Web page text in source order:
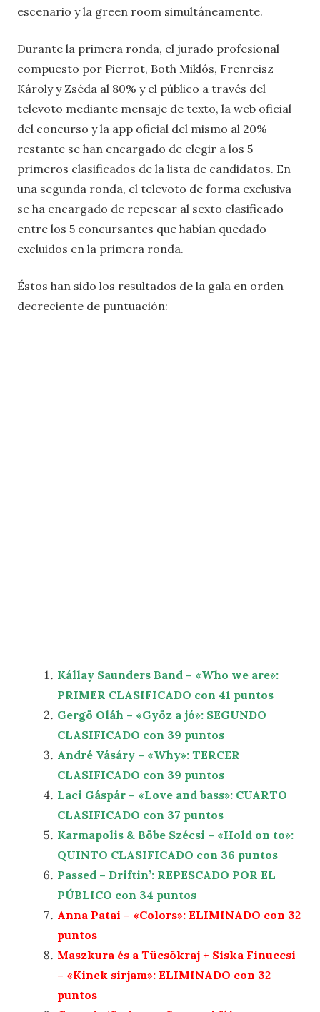
escenario y la green room simultáneamente.
Durante la primera ronda, el jurado profesional
compuesto por Pierrot, Both Miklós, Frenreisz
Károly y Zséda al 80% y el público a través del
televoto mediante mensaje de texto, la web oficial
del concurso y la app oficial del mismo al 20%
restante se han encargado de elegir a los 5
primeros clasificados de la lista de candidatos. En
una segunda ronda, el televoto de forma exclusiva
se ha encargado de repescar al sexto clasificado
entre los 5 concursantes que habían quedado
excluidos en la primera ronda.
Éstos han sido los resultados de la gala en orden
decreciente de puntuación:
Kállay Saunders Band – «Who we are»:
PRIMER CLASIFICADO con 41 puntos
Gergö Oláh – «Gyöz a jó»: SEGUNDO
CLASIFICADO con 39 puntos
André Vásáry – «Why»: TERCER
CLASIFICADO con 39 puntos
Laci Gáspár – «Love and bass»: CUARTO
CLASIFICADO con 37 puntos
Karmapolis & Böbe Szécsi – «Hold on to»:
QUINTO CLASIFICADO con 36 puntos
Passed – Driftin’: REPESCADO POR EL
PÚBLICO con 34 puntos
Anna Patai – «Colors»: ELIMINADO con 32
puntos
Maszkura és a Tücsökraj + Siska Finuccsi
– «Kinek sirjam»: ELIMINADO con 32
puntos